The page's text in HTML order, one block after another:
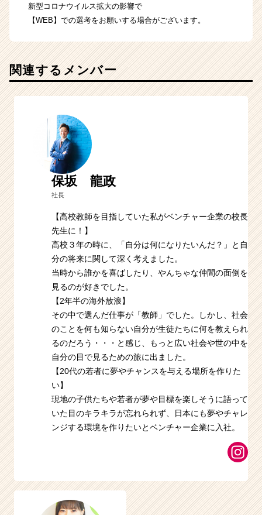
新型コロナウイルス拡大の影響で
【WEB】での選考をお願いする場合がございます。
関連するメンバー
保坂 龍政
社長
【高校教師を目指していた私がベンチャー企業の校長
先生に！】
高校３年の時に、「自分は何になりたいんだ？」と自
分の将来に関して深く考えました。
当時から誰かを喜ばしたり、やんちゃな仲間の面倒を
見るのが好きでした。
【2年半の海外放浪】
その中で選んだ仕事が「教師」でした。しかし、社会
のことを何も知らない自分が生徒たちに何を教えられ
るのだろう・・・と感じ、もっと広い社会や世の中を
自分の目で見るための旅に出ました。
【20代の若者に夢やチャンスを与える場所を作りた
い】
現地の子供たちや若者が夢や目標を楽しそうに語って
いた目のキラキラが忘れられず、日本にも夢やチャレ
ンジする環境を作りたいとベンチャー企業に入社。